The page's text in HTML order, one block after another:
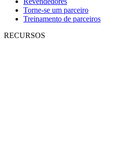
Torne-se um parceiro
Treinamento de parceiros
RECURSOS